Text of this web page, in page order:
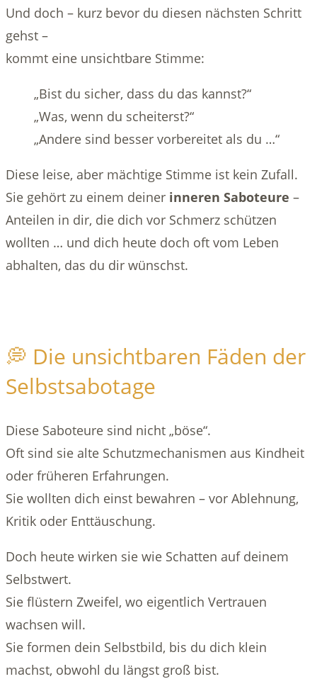
Und doch – kurz bevor du diesen nächsten Schritt
gehst –
kommt eine unsichtbare Stimme:
„Bist du sicher, dass du das kannst?“
„Was, wenn du scheiterst?“
„Andere sind besser vorbereitet als du …“
Diese leise, aber mächtige Stimme ist kein Zufall.
Sie gehört zu einem deiner inneren Saboteure –
Anteilen in dir, die dich vor Schmerz schützen
wollten … und dich heute doch oft vom Leben
abhalten, das du dir wünschst.
💭 Die unsichtbaren Fäden der
Selbstsabotage
Diese Saboteure sind nicht „böse“.
Oft sind sie alte Schutzmechanismen aus Kindheit
oder früheren Erfahrungen.
Sie wollten dich einst bewahren – vor Ablehnung,
Kritik oder Enttäuschung.
Doch heute wirken sie wie Schatten auf deinem
Selbstwert.
Sie flüstern Zweifel, wo eigentlich Vertrauen
wachsen will.
Sie formen dein Selbstbild, bis du dich klein
machst, obwohl du längst groß bist.